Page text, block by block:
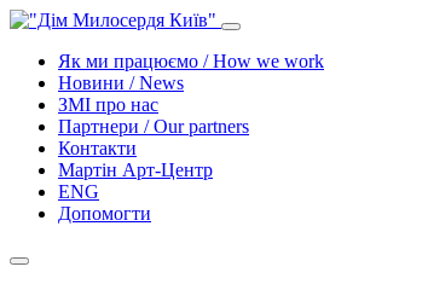
Як ми працюємо / How we work
Новини / News
ЗМІ про нас
Партнери / Our partners
Контакти
Mартін Арт-Центр
ENG
Допомогти